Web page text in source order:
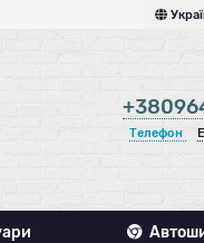
Телефон